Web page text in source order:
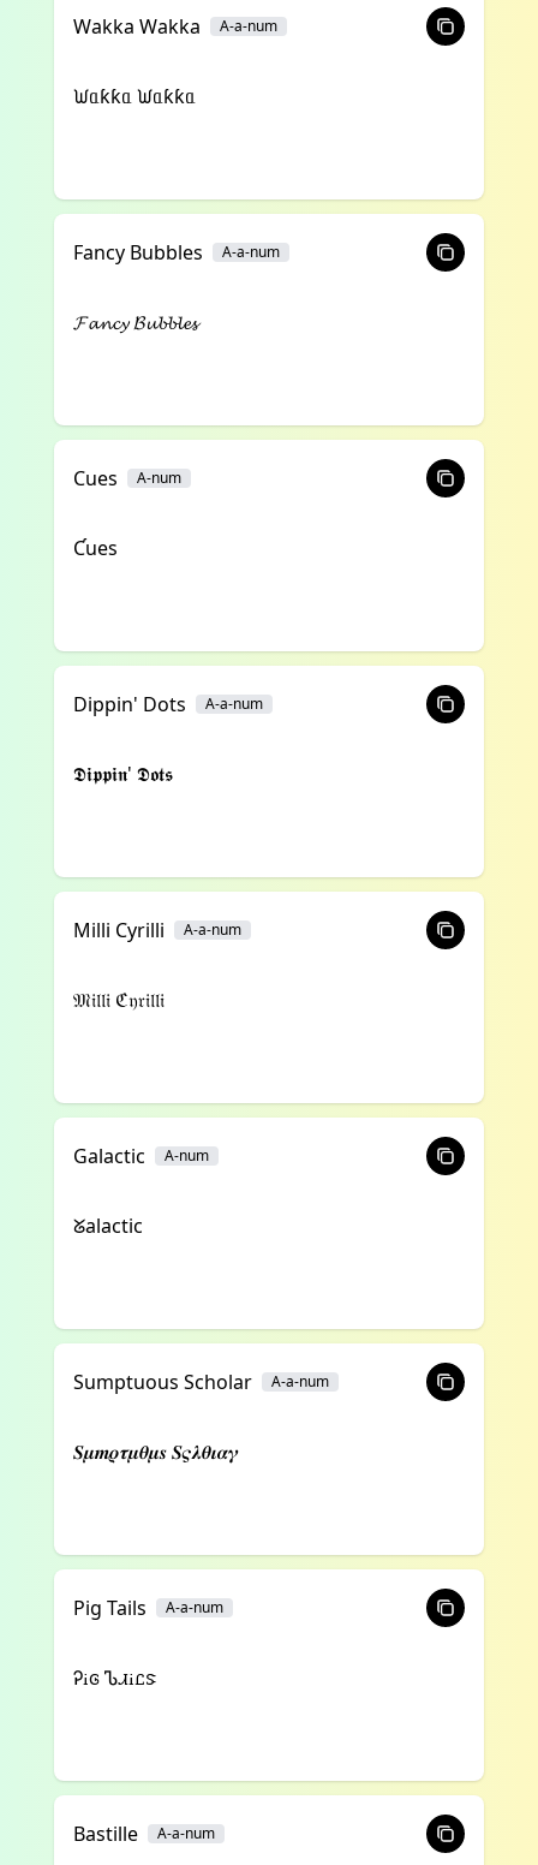
Wakka Wakka A-a-num
ᙎᥲƙƙᥲ ᙎᥲƙƙᥲ
Fancy Bubbles A-a-num
𝓕𝓪𝓷𝓬𝔂 𝓑𝓾𝓫𝓫𝓵𝓮𝓼
Cues A-num
Ƈues
Dippin' Dots A-a-num
𝕯𝖎𝖕𝖕𝖎𝖓' 𝕯𝖔𝖙𝖘
Milli Cyrilli A-a-num
𝔐𝔦𝔩𝔩𝔦 ℭ𝔶𝔯𝔦𝔩𝔩𝔦
Galactic A-num
ᘜalactic
Sumptuous Scholar A-a-num
𝑺𝝁𝒎𝝆𝝉𝝁𝜽𝝁𝒔 𝑺𝝇𝝀𝜽𝜾𝜶𝜸
Pig Tails A-a-num
Ꭾꭵꮆ Ꮦꮧꭵꮭꮥ
Bastille A-a-num